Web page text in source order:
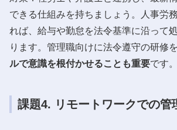
できる仕組みを持ちましょう。人事労
れば、給与や勤怠を法令基準に沿って
ります。管理職向けに法令遵守の研修を
ルで意識を根付かせることも重要です。
課題4. リモートワークでの管